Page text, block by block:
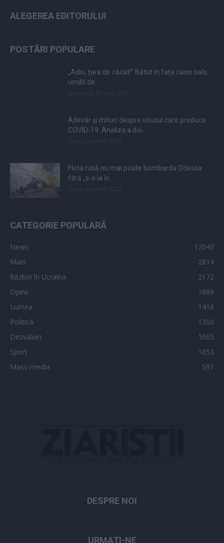
ALEGEREA EDITORULUI
POSTĂRI POPULARE
„Adio, țară de căcat!” Bătut în fața casei sale,
umilit de...
Adevăr și mituri despre virusul care produce
COVID-19. Analiza a doi...
Flota rusă nu mai poate bombarda Odessa
fără „s-o ia în...
CATEGORIE POPULARĂ
News
12043
Main
2814
Război în Ucraina
2172
Opinii
1889
Lumea
1416
Politică
1300
Dezvăluiri
1065
Sport
1053
Mass-media
591
DESPRE NOI
URMAȚI-NE